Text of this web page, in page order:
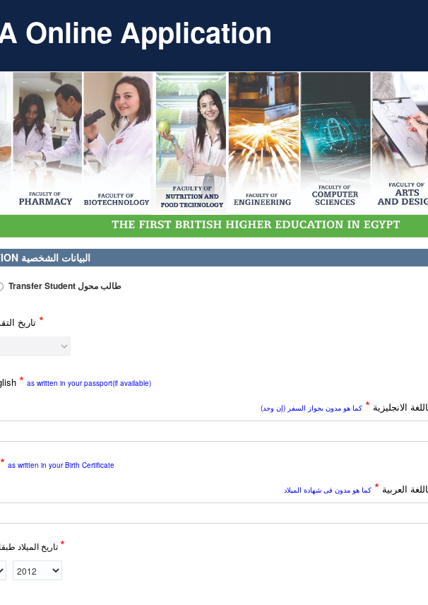
Online Application
1- PERSONAL INFORMATION البيانات الشخصية
Transfer Student طالب محول
*
* as written in your passport(if available)
الانجليزية * كما هو مدون بجواز السفر (إن وجد)
* as written in your Birth Certificate
العربية * كما هو مدون فى شهادة الميلاد
*